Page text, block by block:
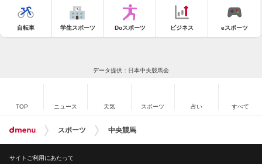
自転車 学生スポーツ Doスポーツ ビジネス eスポーツ
データ提供：日本中央競馬会
TOP ニュース 天気 スポーツ 占い すべて
スポーツ 中央競馬
サイトご利用にあたって